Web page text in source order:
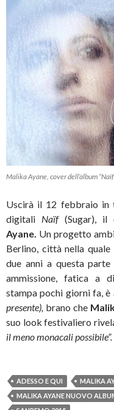
Malika Ayane, cover dell’album
Uscirà il 12 febbraio in
digitali Naïf(Sugar), il
Ayane. Un progetto
Berlino, città nella quale
due anni a questa
ammissione, fatica a
stampa pochi giorni fa,
presente), brano che
suo look festivaliero
il meno monacali possibile”.
ADESSO E QUI MALIKA
MALIKA AYANE NUOVO